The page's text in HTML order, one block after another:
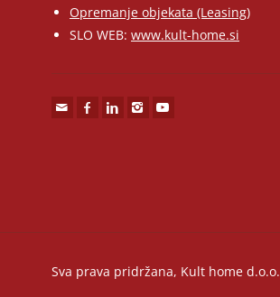
Opremanje objekata (Leasing)
SLO WEB: www.kult-home.si
Sva prava pridržana, Kult home d.o.o.